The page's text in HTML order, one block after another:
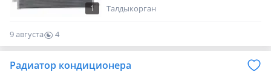
1
наименование товара, марка модель
Желтоксан 259 Режим работы: Пн. —
пт.09: 00 — 18: 00 Сб.10: 00 — 17: 00 Вс —
Талдыкорган
9 августа
4
0
Радиатор кондиционера